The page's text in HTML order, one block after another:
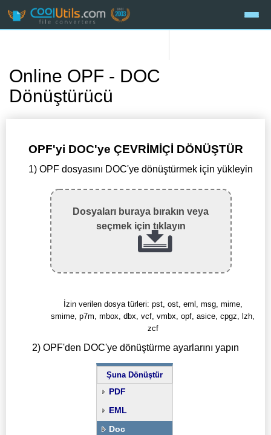
Online OPF - DOC
Dönüştürücü
OPF'yi DOC'ye ÇEVRİMİÇİ DÖNÜŞTÜR
1) OPF dosyasını DOC'ye dönüştürmek için yükleyin
Dosyaları buraya bırakın veya
seçmek için tıklayın
İzin verilen dosya türleri: pst, ost, eml, msg, mime,
smime, p7m, mbox, dbx, vcf, vmbx, opf, asice, cpgz, lzh,
zcf
2) OPF'den DOC'ye dönüştürme ayarlarını yapın
Şuna Dönüştür
PDF
EML
Doc